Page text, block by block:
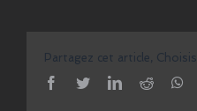
Partagez cet article,
facebook
twitterlinkedinreddit